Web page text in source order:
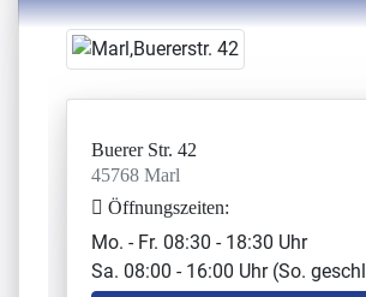
Willicher Str. 7
47807 Krefeld
Sa: 08:00 - 16:00 Uhr
willicherstr@getraenkewelt.org
Buerer Str. 42
45768 Marl
Öffnungszeiten:
Mo. - Fr. 08:30 - 18:30 Uhr
Sa. 08:00 - 16:00 Uhr (So.